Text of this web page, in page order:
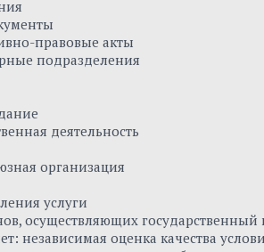
правовые акты
подразделения
деятельность
организация
услуги
осуществляющих
независимая оценка качества